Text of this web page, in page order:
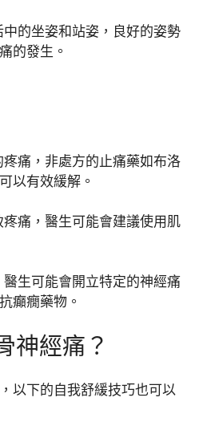
的坐姿和站姿，良好的姿勢
的發生。
痛，非處方的止痛藥如布洛
以有效緩解。
痛，醫生可能會建議使用肌
生可能會開立特定的神經痛
癲癇藥物。
神經痛？
以下的自我舒緩技巧也可以